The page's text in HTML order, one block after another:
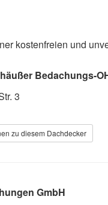
kostenfreien und
Bedachungs-
3
zu diesem Dachdecker
GmbH